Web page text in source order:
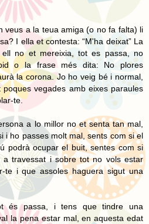
veus a la teua amiga (o no fa falta) li
I ella et contesta: “M'ha deixat” La
ell no et mereixia, tot es passa, no
o la frase més dita: No plores
la corona. Jo ho veig bé i normal,
vegades amb eixes paraules
te.
a lo millor no et senta tan mal,
i ho passes molt mal, sents com si el
podrà ocupar el buit, sentes com si
a travessat i sobre tot no vols estar
te i que assoles haguera sigut una
és passa, i tens que tindre una
la pena estar mal, en aquesta edat